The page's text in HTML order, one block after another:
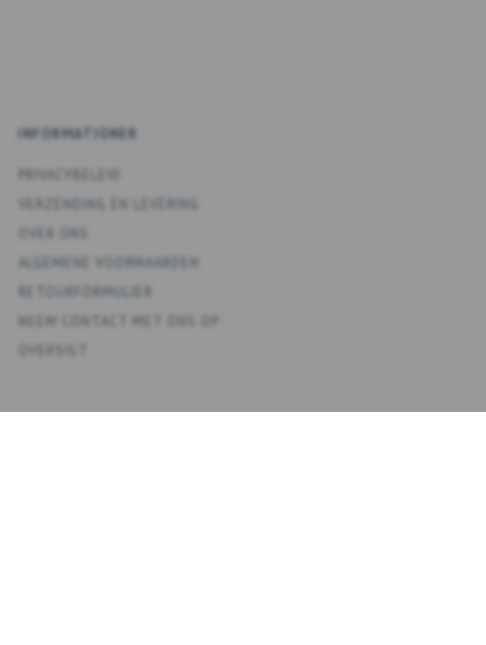
INFORMATIONER
ALGEMENE VOORWAARDEN
RETOURFORMULIER
NEEM CONTACT MET ONS OP